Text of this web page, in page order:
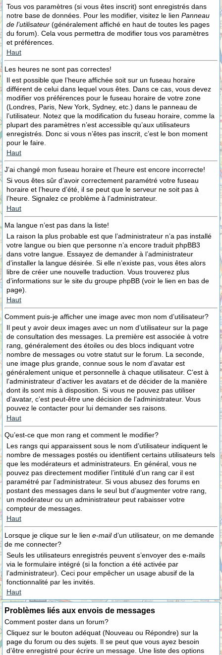
Tous vos paramètres (si vous êtes inscrit) sont enregistrés dans
notre base de données. Pour les modifier, visitez le lien Panneau
de l’utilisateur (généralement affiché en haut de toutes les pages
du forum). Cela vous permettra de modifier tous vos paramètres
et préférences.
Haut
Les heures ne sont pas correctes!
Il est possible que l’heure affichée soit sur un fuseau horaire
différent de celui dans lequel vous êtes. Dans ce cas, vous devez
modifier vos préférences pour le fuseau horaire de votre zone
(Londres, Paris, New York, Sydney, etc.) dans le panneau de
l’utilisateur. Notez que la modification du fuseau horaire, comme la
plupart des paramètres n’est accessible qu’aux utilisateurs
enregistrés. Donc si vous n’êtes pas inscrit, c’est le bon moment
pour le faire.
Haut
J’ai changé mon fuseau horaire et l’heure est encore incorrecte!
Si vous êtes sûr d’avoir correctement paramétré votre fuseau
horaire et l’heure d’été, il se peut que le serveur ne soit pas à
l’heure. Signalez ce problème à l’administrateur.
Haut
Ma langue n’est pas dans la liste!
La raison la plus probable est que l’administrateur n’a pas installé
votre langue ou bien que personne n’a encore traduit phpBB3
dans votre langue. Essayez de demander à l’administrateur
d’installer la langue désirée. Si elle n’existe pas, vous êtes alors
libre de créer une nouvelle traduction. Vous trouverez plus
d’informations sur le site du groupe phpBB (voir le lien en bas de
page).
Haut
Comment puis-je afficher une image avec mon nom d’utilisateur?
Il peut y avoir deux images avec un nom d’utilisateur sur la page
de consultation des messages. La première est associée à votre
rang, généralement des étoiles ou des blocs indiquant votre
nombre de messages ou votre statut sur le forum. La seconde,
une image plus grande, connue sous le nom d’avatar est
généralement unique et personnelle à chaque utilisateur. C’est à
l’administrateur d’activer les avatars et de décider de la manière
dont ils sont mis à disposition. Si vous ne pouvez pas utiliser
d’avatar, c’est peut-être une décision de l’administrateur. Vous
pouvez le contacter pour lui demander ses raisons.
Haut
Qu’est-ce que mon rang et comment le modifier?
Les rangs qui apparaissent sous le nom d’utilisateur indiquent le
nombre de messages postés ou identifient certains utilisateurs tels
que les modérateurs et administrateurs. En général, vous ne
pouvez pas directement modifier l’intitulé d’un rang car il est
paramétré par l’administrateur. Si vous abusez des forums en
postant des messages dans le seul but d’augmenter votre rang,
un modérateur ou un administrateur peut rabaisser votre
compteur de messages.
Haut
Lorsque je clique sur le lien e-maild’un utilisateur, on me demande
de me connecter?
Seuls les utilisateurs enregistrés peuvent s’envoyer des e-mails
via le formulaire intégré (si la fonction a été activée par
l’administrateur). Ceci pour empêcher un usage abusif de la
fonctionnalité par les invités.
Haut
Problèmes liés aux envois de messages
Comment poster dans un forum?
Cliquez sur le bouton adéquat (Nouveau ou Répondre) sur la
page du forum ou des sujets. Il se peut que vous ayez besoin
d’être enregistré pour écrire un message. Une liste des options